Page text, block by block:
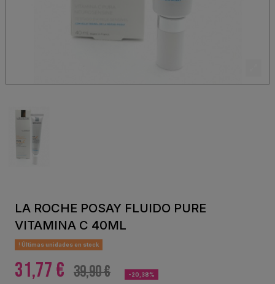
LA ROCHE POSAY FLUIDO PURE
VITAMINA C 40ML
Últimas unidades en stock
31,77 € 39,90 € -20,38%